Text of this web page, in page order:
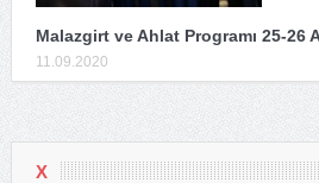
Malazgirt ve Ahlat Programı 25-26
11.09.2020
X